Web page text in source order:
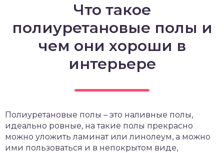
Что такое
полиуретановые полы и
чем они хороши в
интерьере
Полиуретановые полы – это наливные полы,
идеально ровные, на такие полы прекрасно
можно уложить ламинат или линолеум, а можно
ими пользоваться и в непокрытом виде,